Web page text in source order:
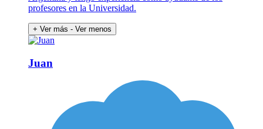
profesores en la Universidad.
+ Ver más - Ver menos
Juan